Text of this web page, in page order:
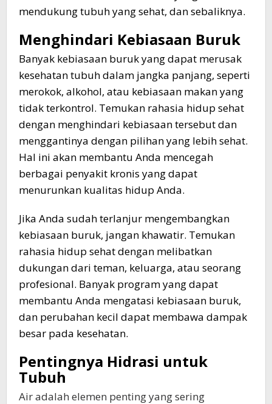
mendukung tubuh yang sehat, dan sebaliknya.
Menghindari Kebiasaan Buruk
Banyak kebiasaan buruk yang dapat merusak
kesehatan tubuh dalam jangka panjang, seperti
merokok, alkohol, atau kebiasaan makan yang
tidak terkontrol. Temukan rahasia hidup sehat
dengan menghindari kebiasaan tersebut dan
menggantinya dengan pilihan yang lebih sehat.
Hal ini akan membantu Anda mencegah
berbagai penyakit kronis yang dapat
menurunkan kualitas hidup Anda.
Jika Anda sudah terlanjur mengembangkan
kebiasaan buruk, jangan khawatir. Temukan
rahasia hidup sehat dengan melibatkan
dukungan dari teman, keluarga, atau seorang
profesional. Banyak program yang dapat
membantu Anda mengatasi kebiasaan buruk,
dan perubahan kecil dapat membawa dampak
besar pada kesehatan.
Pentingnya Hidrasi untuk
Tubuh
Air adalah elemen penting yang sering